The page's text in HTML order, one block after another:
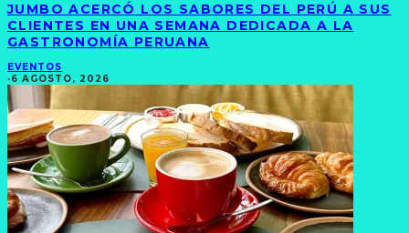
JUMBO ACERCÓ LOS SABORES DEL PERÚ A SUS
CLIENTES EN UNA SEMANA DEDICADA A LA
GASTRONOMÍA PERUANA
EVENTOS
·6 AGOSTO, 2026